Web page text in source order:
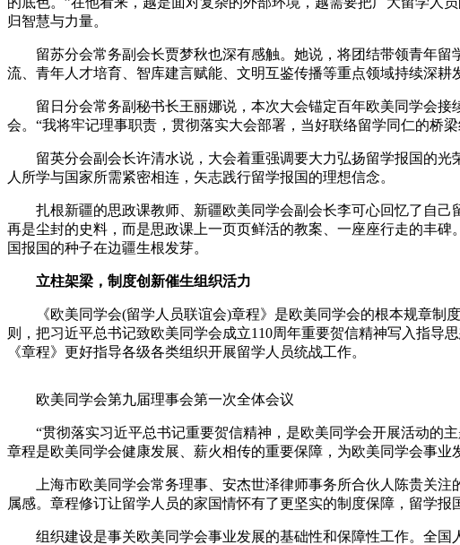
归智慧与力量。
留苏分会常务副会长贾梦秋也深有感触。她说，将团结带领青年留
流、青年人才培育、智库建言赋能、文明互鉴传播等重点领域持续深耕
留日分会常务副秘书长王丽娜说，本次大会锚定百年欧美同学会接
会。“我将牢记理事职责，贯彻落实大会部署，当好联络留学同仁的桥
留英分会副会长许清水说，大会着重强调要大力弘扬留学报国的光
人所学与国家所需紧密相连，矢志践行留学报国的理想信念。
扎根新疆的思政课教师、新疆欧美同学会副会长李可心回忆了自己
再是尘封的史料，而是思政课上一页页鲜活的教案、一座座行走的丰
国报国的种子在边疆生根发芽。
立柱架梁，制度创新催生组织活力
《欧美同学会(留学人员联谊会)章程》是欧美同学会的根本规章制
则，把习近平总书记致欧美同学会成立110周年重要贺信精神写入指
《章程》更好指导各级各类组织开展留学人员统战工作。
欧美同学会第九届理事会第一次全体会议
“贯彻落实习近平总书记重要贺信精神，是欧美同学会开展活动的主
章程是欧美同学会健康发展、薪火相传的重要保障，为欧美同学会事
上海市欧美同学会常务理事、安杰世泽律师事务所合伙人陈贵关注
属感。章程修订让留学人员的家国情怀有了更坚实的制度保障，留学报
组织建设是事关欧美同学会事业发展的基础性和保障性工作。全国